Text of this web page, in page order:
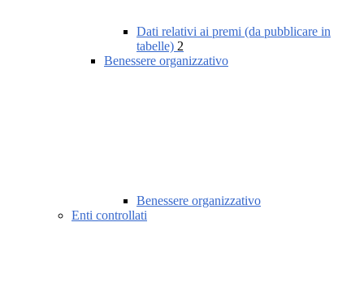
Dati relativi ai premi (da pubblicare in
tabelle) 2
Benessere organizzativo
Benessere organizzativo
Enti controllati